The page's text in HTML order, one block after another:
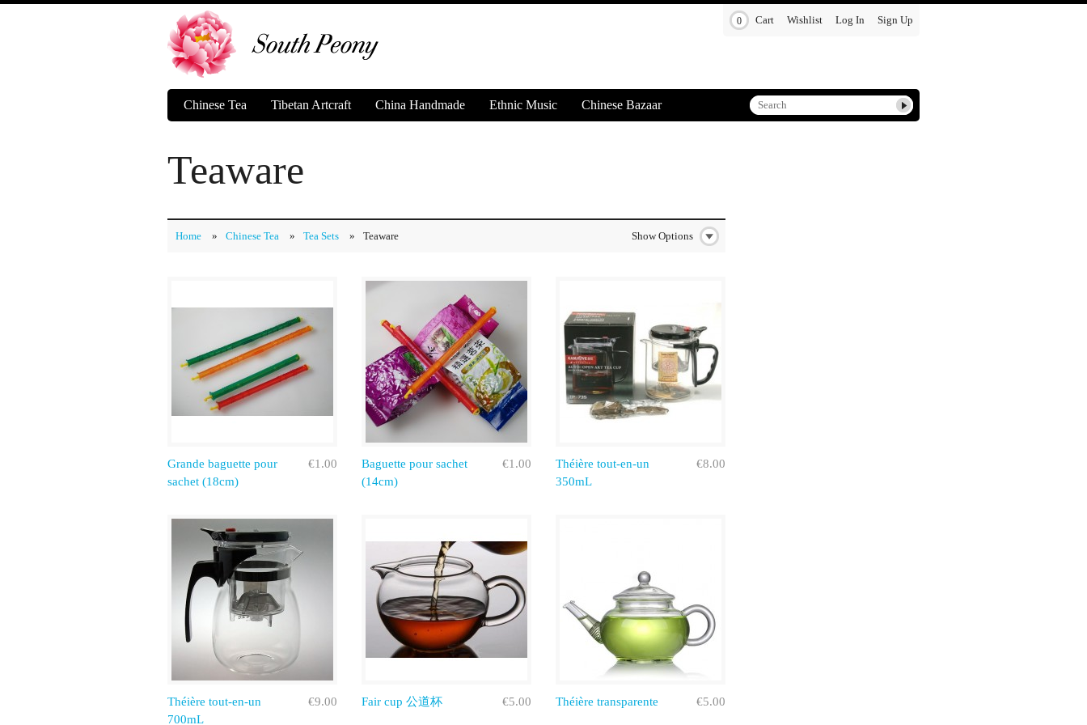
Chinese Tea Tibetan Artcraft China Handmade Ethnic Music Chinese Bazaar
0 Cart Wishlist Log In Sign Up
Teaware
Home » Chinese Tea » Tea Sets » Teaware Show Options
€1.00
Grande baguette pour
sachet (18cm)
€1.00
Baguette pour sachet
(14cm)
€8.00
Théière tout-en-un
350mL
€9.00
Théière tout-en-un
700mL
€5.00
Fair cup 公道杯 €5.00
Théière transparente